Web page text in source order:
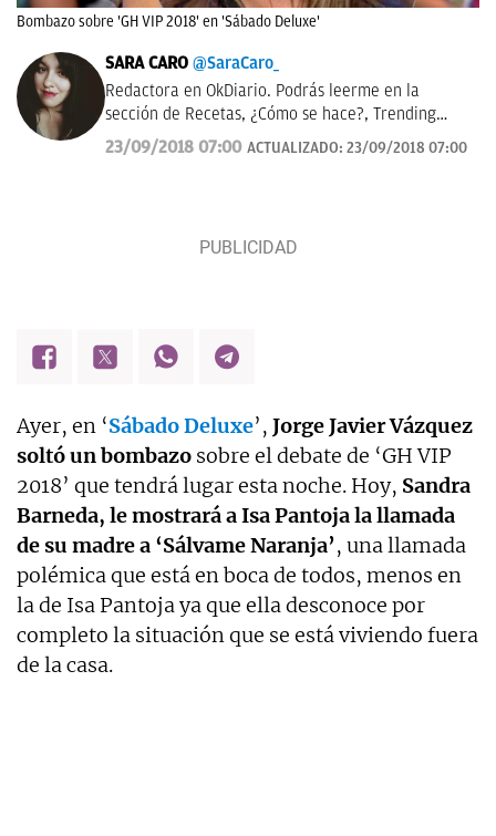
Bombazo sobre 'GH VIP 2018' en 'Sábado Deluxe'
SARA CARO @SaraCaro_
Redactora en OkDiario. Podrás leerme en la
sección de Recetas, ¿Cómo se hace?, Trending
Topic, Consumo y Lotería de Navidad.
23/09/2018 07:00 ACTUALIZADO: 23/09/2018 07:00
Ayer, en ‘Sábado Deluxe’, Jorge Javier Vázquez
soltó un bombazo sobre el debate de ‘GH VIP
2018’ que tendrá lugar esta noche. Hoy, Sandra
Barneda, le mostrará a Isa Pantoja la llamada
de su madre a ‘Sálvame Naranja’, una llamada
polémica que está en boca de todos, menos en
la de Isa Pantoja ya que ella desconoce por
completo la situación que se está viviendo fuera
de la casa.